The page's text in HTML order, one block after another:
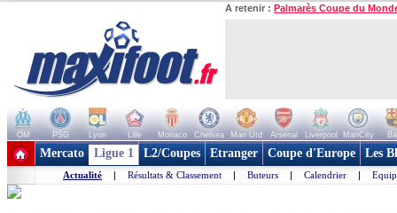
A retenir : Palmarès Coupe du
OM PSG Lyon Lille Monaco Chelsea Man Utd Arsenal Liverpool ManCity
+ de clubs
Mercato Ligue 1 L2/Coupes Etranger Coupe d'Europe Les
Actualité | Résultats & Classement | Buteurs | Calendrier |